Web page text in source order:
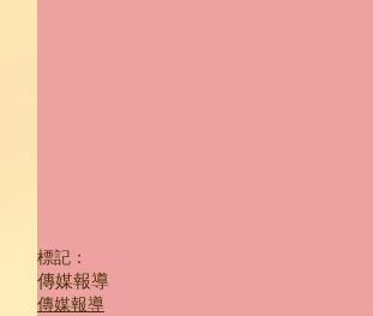
標記：
傳媒報導
傳媒報導